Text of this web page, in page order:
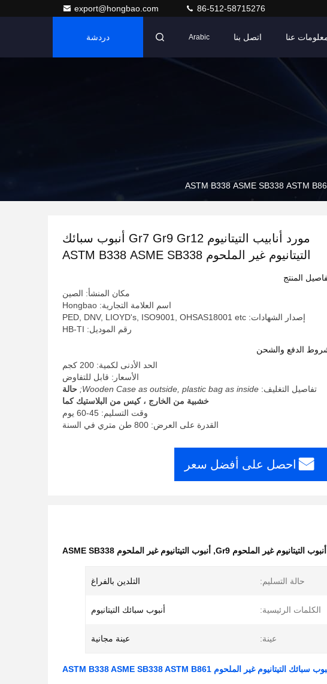
export@hongbao.com 86-512-58715276
عنا اتصل بنا Arabic دردشة
مورد أنابيب التيتانيوم Gr7 Gr9 Gr12 أنبوب سبائك
التيتانيوم غير الملحوم ASTM B338 ASME SB338
المنتج
مكان المنشأ: الصين
اسم العلامة التجارية: Hongbao
إصدار الشهادات: PED, DNV, LIOYD's, ISO9001, OHSAS18001 etc
رقم الموديل: HB-TI
الدفع والشحن
الحد الأدنى لكمية: 200 كجم
الأسعار: قابل للتفاوض
تفاصيل التغليف: Wooden Case as outside, plastic bag as inside; حالة
خشبية من الخارج ، كيس من البلاستيك كما
وقت التسليم: 45-60 يوم
القدرة على العرض: 800 طن متري في السنة
احصل على أفضل سعر
أنبوب التيتانيوم غير الملحوم Gr9 , أنبوب التيتانيوم غير الملحوم ASME SB338
حالة التسليم: التلدين بالفراغ
الكلمات الرئيسية: أنبوب سبائك التيتانيوم
عينة: عينة مجانية